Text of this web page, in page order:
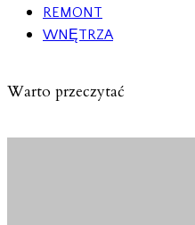
REMONT
WNĘTRZA
Warto przeczytać